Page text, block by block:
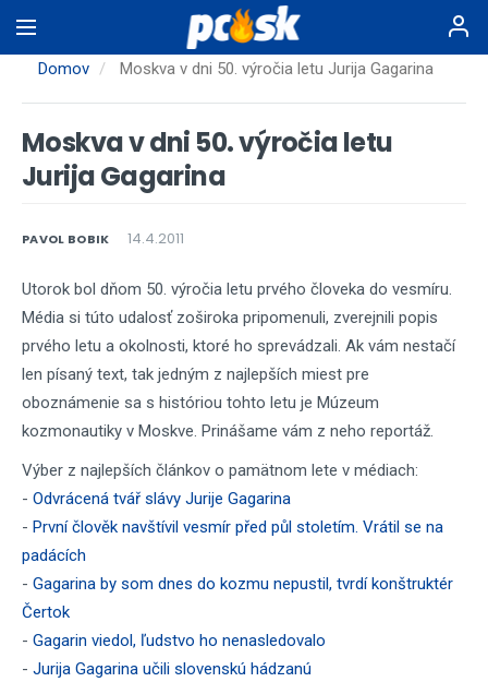
na
hlavnýDomov Moskva v dni 50. výročia letu Jurija Gagarina
Moskva v dni 50. výročia letu
Jurija Gagarina
PAVOL BOBIK 14.4.2011
Utorok bol dňom 50. výročia letu prvého človeka do vesmíru.
Média si túto udalosť zoširoka pripomenuli, zverejnili popis
prvého letu a okolnosti, ktoré ho sprevádzali. Ak vám nestačí
len písaný text, tak jedným z najlepších miest pre
oboznámenie sa s históriou tohto letu je Múzeum
kozmonautiky v Moskve. Prinášame vám z neho reportáž.
Výber z najlepších článkov o pamätnom lete v médiach:
- Odvrácená tvář slávy Jurije Gagarina
- První člověk navštívil vesmír před půl stoletím. Vrátil se na
padácích
- Gagarina by som dnes do kozmu nepustil, tvrdí konštruktér
Čertok
- Gagarin viedol, ľudstvo ho nenasledovalo
- Jurija Gagarina učili slovenskú hádzanú